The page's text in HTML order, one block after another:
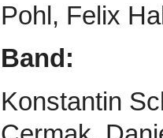
Pohl, Felix
Band:
Konstantin